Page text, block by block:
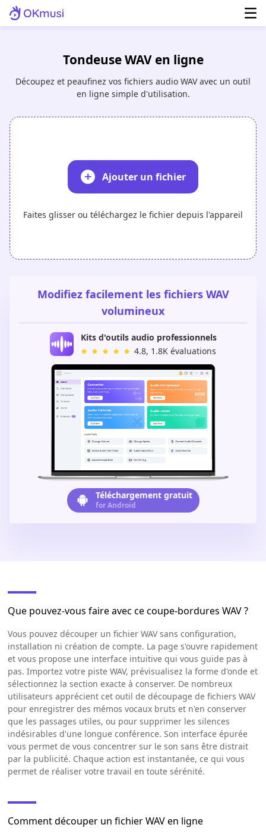
Tondeuse WAV en ligne
Découpez et peaufinez vos fichiers audio WAV avec un outil
en ligne simple d'utilisation.
Ajouter un fichier
Faites glisser ou téléchargez le fichier depuis l'appareil
Modifiez facilement les fichiers WAV
volumineux
Kits d'outils audio professionnels
4.8, 1.8K évaluations
Téléchargement gratuit
for Android
Que pouvez-vous faire avec ce coupe-bordures WAV ?
Vous pouvez découper un fichier WAV sans configuration,
installation ni création de compte. La page s'ouvre rapidement
et vous propose une interface intuitive qui vous guide pas à
pas. Importez votre piste WAV, prévisualisez la forme d'onde et
sélectionnez la section exacte à conserver. De nombreux
utilisateurs apprécient cet outil de découpage de fichiers WAV
pour enregistrer des mémos vocaux bruts et n'en conserver
que les passages utiles, ou pour supprimer les silences
indésirables d'une longue conférence. Son interface épurée
vous permet de vous concentrer sur le son sans être distrait
par la publicité. Chaque action est instantanée, ce qui vous
permet de réaliser votre travail en toute sérénité.
Comment découper un fichier WAV en ligne